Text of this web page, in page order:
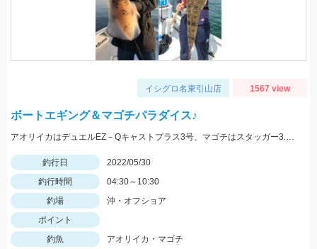
イシグロ名東引山店 1567 view
ボートエギング＆マゴチパラダイス♪
アオリイカはデュエルEZ－Qキャストプラス3号、マゴチはスタッガー3.5インチやカバークローグランデにヒット！
釣行日
2022/05/30
釣行時間
04:30～10:30
釣場
沖・オフショア
ポイント
釣魚
アオリイカ・マゴチ